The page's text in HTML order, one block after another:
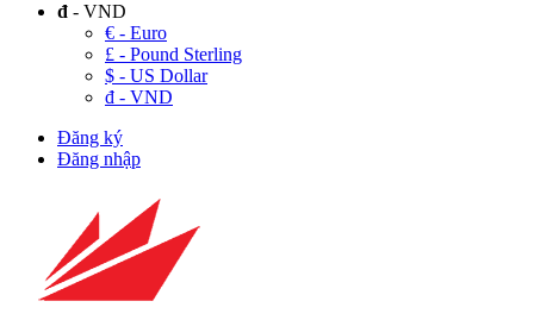
đ - VND
€ - Euro
£ - Pound Sterling
$ - US Dollar
đ - VND
Đăng ký
Đăng nhập